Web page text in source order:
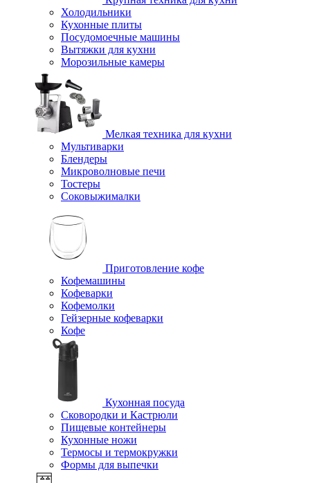
Холодильники
Кухонные плиты
Посудомоечные машины
Вытяжки для кухни
Морозильные камеры
Мелкая техника для кухни
Мультиварки
Блендеры
Микроволновые печи
Тостеры
Соковыжималки
Приготовление кофе
Кофемашины
Кофеварки
Кофемолки
Гейзерные кофеварки
Кофе
Кухонная посуда
Сковородки и Кастрюли
Пищевые контейнеры
Кухонные ножи
Термосы и термокружки
Формы для выпечки